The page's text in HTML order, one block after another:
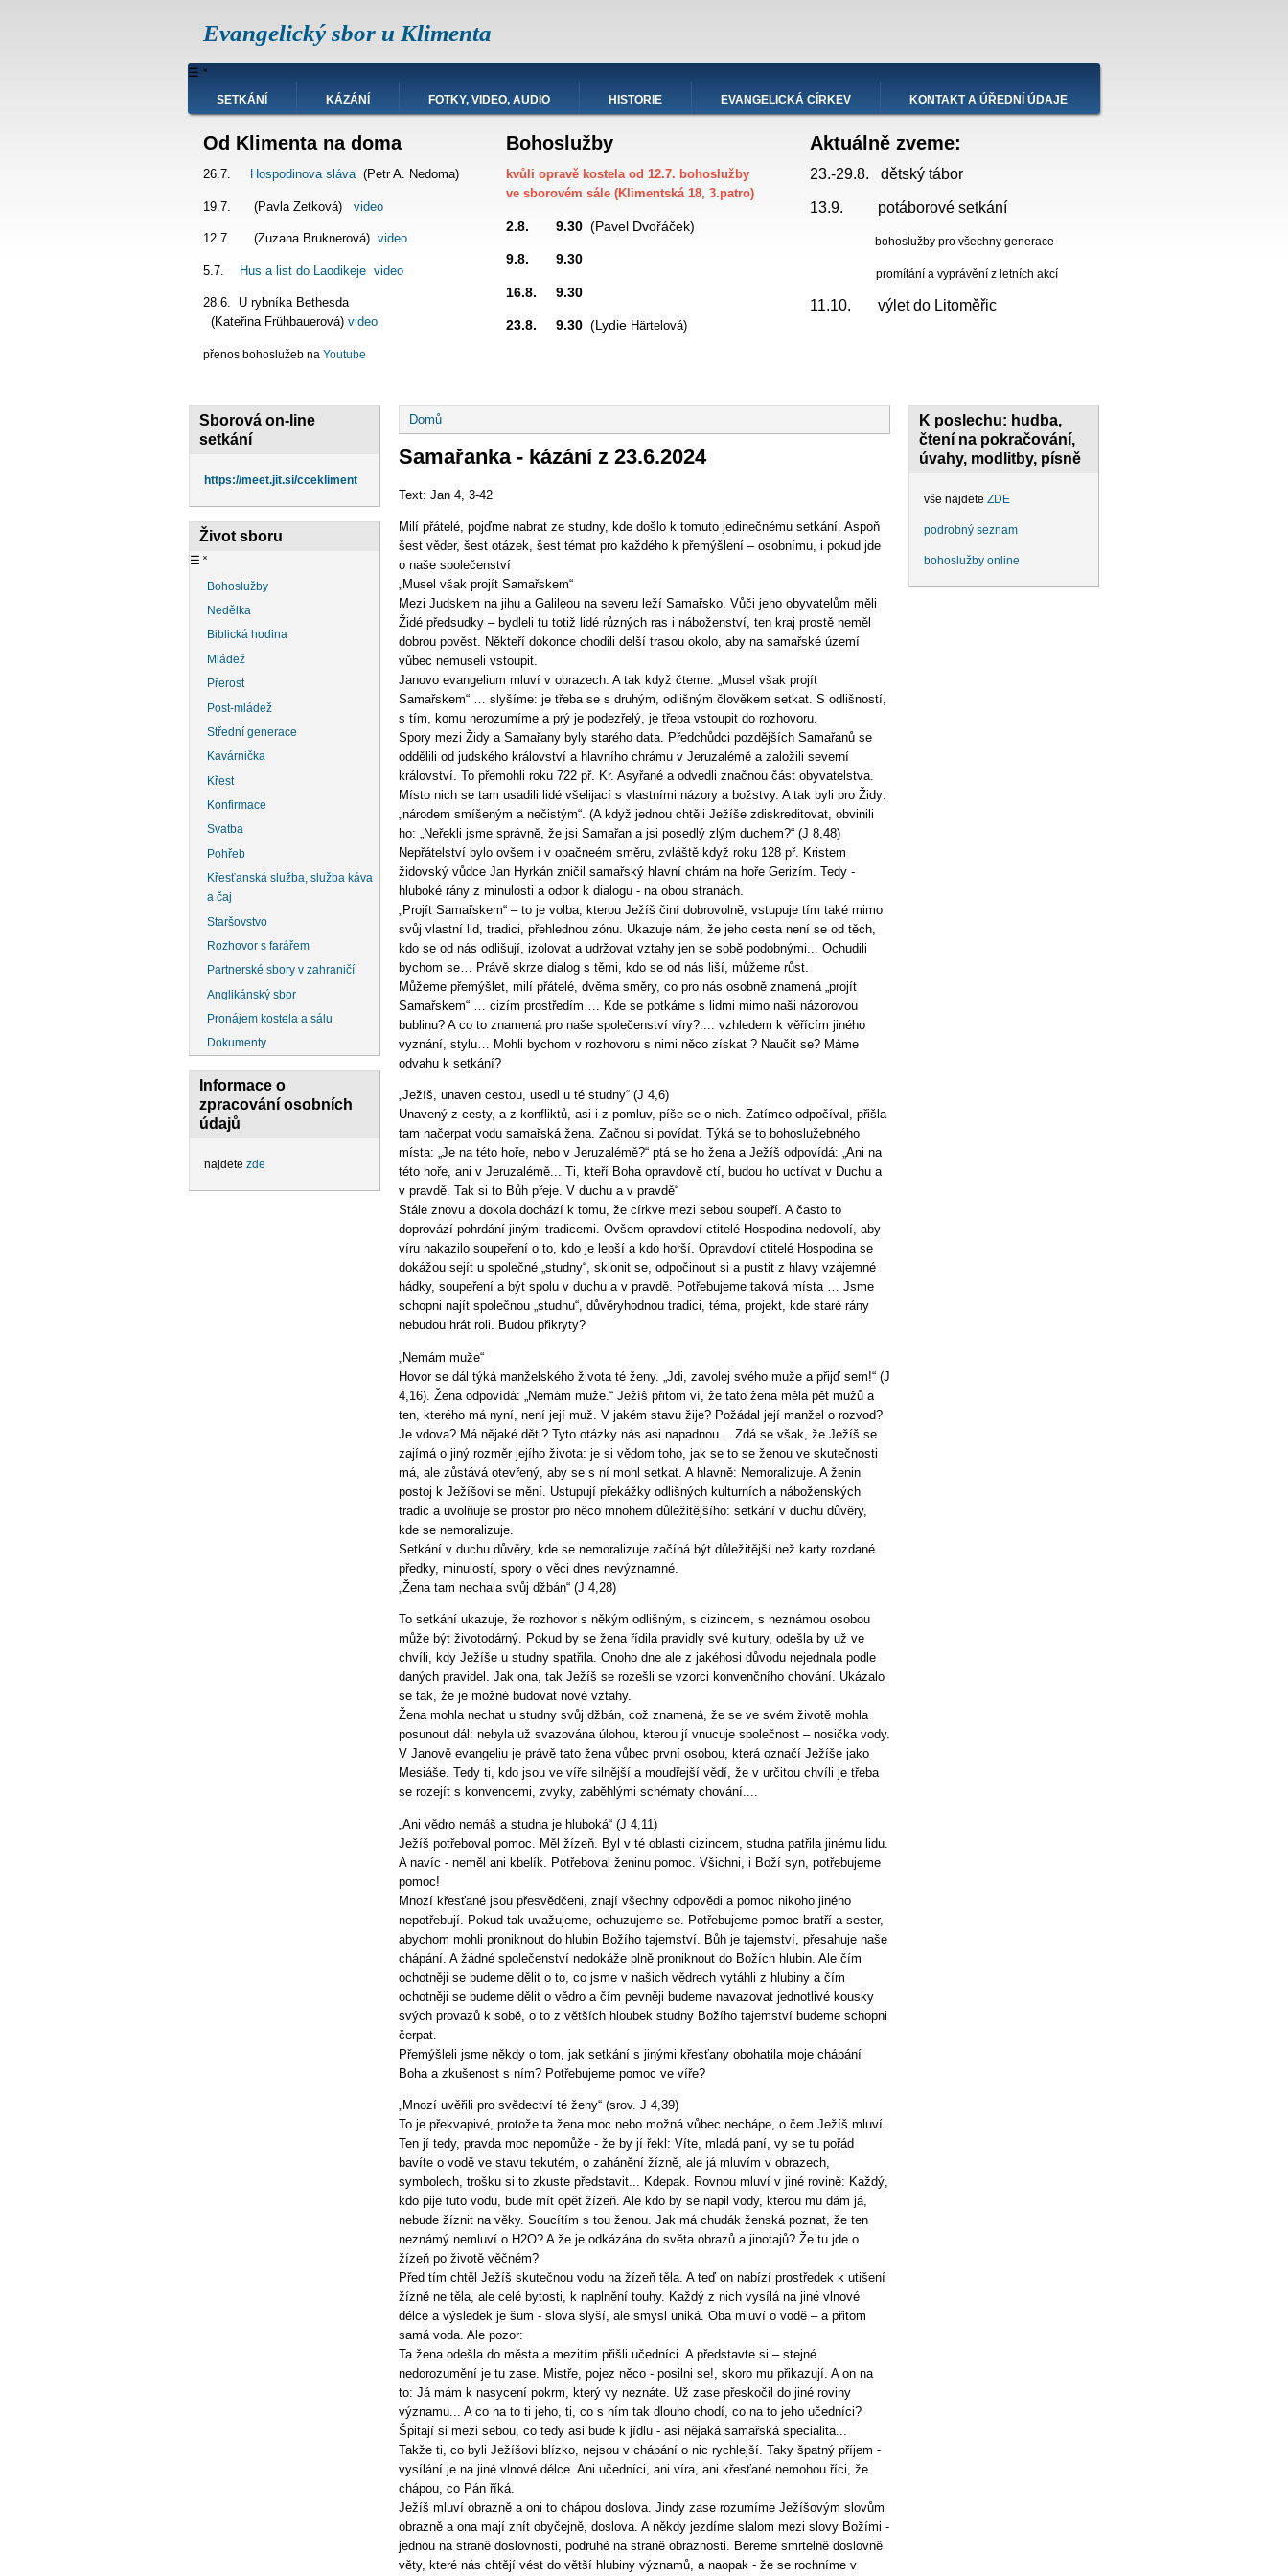
Evangelický sbor u Klimenta
Hlavní
navigace
☰ ˟
SETKÁNÍ KÁZÁNÍ FOTKY, VIDEO, AUDIO HISTORIE EVANGELICKÁ CÍRKEV KONTAKT A ÚŘEDNÍ ÚDAJE
Od Klimenta na doma
26.7. Hospodinova sláva(Petr A. Nedoma)
19.7. (Pavla Zetková) video
12.7. (Zuzana Bruknerová) video
5.7. Hus a list do Laodikeje video
28.6. U rybníka Bethesda
(Kateřina Frühbauerová) video
přenos bohoslužeb na Youtube
Bohoslužby
kvůli opravě kostela od 12.7. bohoslužby
ve sborovém sále (Klimentská 18, 3.patro)
2.8. 9.30 (Pavel Dvořáček)
9.8. 9.30
16.8. 9.30
23.8. 9.30(Lydie Härtelová)
Aktuálně zveme:
23.-29.8. dětský tábor
13.9. potáborové setkání
bohoslužby pro všechny generace
promítání a vyprávění z letních akcí
11.10. výlet do Litoměřic
Drobečková
navigace
Domů
Samařanka - kázání z 23.6.2024
Text: Jan 4, 3-42
Milí přátelé, pojďme nabrat ze studny, kde došlo k tomuto jedinečnému setkání. Aspoň
šest věder, šest otázek, šest témat pro každého k přemýšlení – osobnímu, i pokud jde
o naše společenství
„Musel však projít Samařskem“
Mezi Judskem na jihu a Galileou na severu leží Samařsko. Vůči jeho obyvatelům měli
Židé předsudky – bydleli tu totiž lidé různých ras i náboženství, ten kraj prostě neměl
dobrou pověst. Někteří dokonce chodili delší trasou okolo, aby na samařské území
vůbec nemuseli vstoupit.
Janovo evangelium mluví v obrazech. A tak když čteme: „Musel však projít
Samařskem“ … slyšíme: je třeba se s druhým, odlišným člověkem setkat. S odlišností,
s tím, komu nerozumíme a prý je podezřelý, je třeba vstoupit do rozhovoru.
Spory mezi Židy a Samařany byly starého data. Předchůdci pozdějších Samařanů se
oddělili od judského království a hlavního chrámu v Jeruzalémě a založili severní
království. To přemohli roku 722 př. Kr. Asyřané a odvedli značnou část obyvatelstva.
Místo nich se tam usadili lidé všelijací s vlastními názory a božstvy. A tak byli pro Židy:
„národem smíšeným a nečistým“. (A když jednou chtěli Ježíše zdiskreditovat, obvinili
ho: „Neřekli jsme správně, že jsi Samařan a jsi posedlý zlým duchem?“ (J 8,48)
Nepřátelství bylo ovšem i v opačneém směru, zvláště když roku 128 př. Kristem
židovský vůdce Jan Hyrkán zničil samařský hlavní chrám na hoře Gerizím. Tedy -
hluboké rány z minulosti a odpor k dialogu - na obou stranách.
„Projít Samařskem“ – to je volba, kterou Ježíš činí dobrovolně, vstupuje tím také mimo
svůj vlastní lid, tradici, přehlednou zónu. Ukazuje nám, že jeho cesta není se od těch,
kdo se od nás odlišují, izolovat a udržovat vztahy jen se sobě podobnými... Ochudili
bychom se… Právě skrze dialog s těmi, kdo se od nás liší, můžeme růst.
Můžeme přemýšlet, milí přátelé, dvěma směry, co pro nás osobně znamená „projít
Samařskem“ … cizím prostředím…. Kde se potkáme s lidmi mimo naši názorovou
bublinu? A co to znamená pro naše společenství víry?.... vzhledem k věřícím jiného
vyznání, stylu… Mohli bychom v rozhovoru s nimi něco získat ? Naučit se? Máme
odvahu k setkání?
„Ježíš, unaven cestou, usedl u té studny“ (J 4,6)
Unavený z cesty, a z konfliktů, asi i z pomluv, píše se o nich. Zatímco odpočíval, přišla
tam načerpat vodu samařská žena. Začnou si povídat. Týká se to bohoslužebného
místa: „Je na této hoře, nebo v Jeruzalémě?“ ptá se ho žena a Ježíš odpovídá: „Ani na
této hoře, ani v Jeruzalémě... Ti, kteří Boha opravdově ctí, budou ho uctívat v Duchu a
v pravdě. Tak si to Bůh přeje. V duchu a v pravdě“
Stále znovu a dokola dochází k tomu, že církve mezi sebou soupeří. A často to
doprovází pohrdání jinými tradicemi. Ovšem opravdoví ctitelé Hospodina nedovolí, aby
víru nakazilo soupeření o to, kdo je lepší a kdo horší. Opravdoví ctitelé Hospodina se
dokážou sejít u společné „studny“, sklonit se, odpočinout si a pustit z hlavy vzájemné
hádky, soupeření a být spolu v duchu a v pravdě. Potřebujeme taková místa … Jsme
schopni najít společnou „studnu“, důvěryhodnou tradici, téma, projekt, kde staré rány
nebudou hrát roli. Budou přikryty?
„Nemám muže“
Hovor se dál týká manželského života té ženy. „Jdi, zavolej svého muže a přijď sem!“ (J
4,16). Žena odpovídá: „Nemám muže.“ Ježíš přitom ví, že tato žena měla pět mužů a
ten, kterého má nyní, není její muž. V jakém stavu žije? Požádal její manžel o rozvod?
Je vdova? Má nějaké děti? Tyto otázky nás asi napadnou… Zdá se však, že Ježíš se
zajímá o jiný rozměr jejího života: je si vědom toho, jak se to se ženou ve skutečnosti
má, ale zůstává otevřený, aby se s ní mohl setkat. A hlavně: Nemoralizuje. A ženin
postoj k Ježíšovi se mění. Ustupují překážky odlišných kulturních a náboženských
tradic a uvolňuje se prostor pro něco mnohem důležitějšího: setkání v duchu důvěry,
kde se nemoralizuje.
Setkání v duchu důvěry, kde se nemoralizuje začíná být důležitější než karty rozdané
předky, minulostí, spory o věci dnes nevýznamné.
„Žena tam nechala svůj džbán“ (J 4,28)
To setkání ukazuje, že rozhovor s někým odlišným, s cizincem, s neznámou osobou
může být životodárný. Pokud by se žena řídila pravidly své kultury, odešla by už ve
chvíli, kdy Ježíše u studny spatřila. Onoho dne ale z jakéhosi důvodu nejednala podle
daných pravidel. Jak ona, tak Ježíš se rozešli se vzorci konvenčního chování. Ukázalo
se tak, že je možné budovat nové vztahy.
Žena mohla nechat u studny svůj džbán, což znamená, že se ve svém životě mohla
posunout dál: nebyla už svazována úlohou, kterou jí vnucuje společnost – nosička vody.
V Janově evangeliu je právě tato žena vůbec první osobou, která označí Ježíše jako
Mesiáše. Tedy ti, kdo jsou ve víře silnější a moudřejší vědí, že v určitou chvíli je třeba
se rozejít s konvencemi, zvyky, zaběhlými schématy chování....
„Ani vědro nemáš a studna je hluboká“ (J 4,11)
Ježíš potřeboval pomoc. Měl žízeň. Byl v té oblasti cizincem, studna patřila jinému lidu.
A navíc - neměl ani kbelík. Potřeboval ženinu pomoc. Všichni, i Boží syn, potřebujeme
pomoc!
Mnozí křesťané jsou přesvědčeni, znají všechny odpovědi a pomoc nikoho jiného
nepotřebují. Pokud tak uvažujeme, ochuzujeme se. Potřebujeme pomoc bratří a sester,
abychom mohli proniknout do hlubin Božího tajemství. Bůh je tajemství, přesahuje naše
chápání. A žádné společenství nedokáže plně proniknout do Božích hlubin. Ale čím
ochotněji se budeme dělit o to, co jsme v našich vědrech vytáhli z hlubiny a čím
ochotněji se budeme dělit o vědro a čím pevněji budeme navazovat jednotlivé kousky
svých provazů k sobě, o to z větších hloubek studny Božího tajemství budeme schopni
čerpat.
Přemýšleli jsme někdy o tom, jak setkání s jinými křesťany obohatila moje chápání
Boha a zkušenost s ním? Potřebujeme pomoc ve víře?
„Mnozí uvěřili pro svědectví té ženy“ (srov. J 4,39)
To je překvapivé, protože ta žena moc nebo možná vůbec nechápe, o čem Ježíš mluví.
Ten jí tedy, pravda moc nepomůže - že by jí řekl: Víte, mladá paní, vy se tu pořád
bavíte o vodě ve stavu tekutém, o zahánění žízně, ale já mluvím v obrazech,
symbolech, trošku si to zkuste představit... Kdepak. Rovnou mluví v jiné rovině: Každý,
kdo pije tuto vodu, bude mít opět žízeň. Ale kdo by se napil vody, kterou mu dám já,
nebude žíznit na věky. Soucítím s tou ženou. Jak má chudák ženská poznat, že ten
neznámý nemluví o H2O? A že je odkázána do světa obrazů a jinotajů? Že tu jde o
žízeň po životě věčném?
Před tím chtěl Ježíš skutečnou vodu na žízeň těla. A teď on nabízí prostředek k utišení
žízně ne těla, ale celé bytosti, k naplnění touhy. Každý z nich vysílá na jiné vlnové
délce a výsledek je šum - slova slyší, ale smysl uniká. Oba mluví o vodě – a přitom
samá voda. Ale pozor:
Ta žena odešla do města a mezitím přišli učedníci. A představte si – stejné
nedorozumění je tu zase. Mistře, pojez něco - posilni se!, skoro mu přikazují. A on na
to: Já mám k nasycení pokrm, který vy neznáte. Už zase přeskočil do jiné roviny
významu... A co na to ti jeho, ti, co s ním tak dlouho chodí, co na to jeho učedníci?
Špitají si mezi sebou, co tedy asi bude k jídlu - asi nějaká samařská specialita...
Takže ti, co byli Ježíšovi blízko, nejsou v chápání o nic rychlejší. Taky špatný příjem -
vysílání je na jiné vlnové délce. Ani učedníci, ani víra, ani křesťané nemohou říci, že
chápou, co Pán říká.
Ježíš mluví obrazně a oni to chápou doslova. Jindy zase rozumíme Ježíšovým slovům
obrazně a ona mají znít obyčejně, doslova. A někdy jezdíme slalom mezi slovy Božími -
jednou na straně doslovnosti, podruhé na straně obraznosti. Bereme smrtelně doslovně
věty, které nás chtějí vést do větší hlubiny významů, a naopak - že se rochníme v
Sborová on-line
setkání
https://meet.jit.si/ccekliment
Život sboru
☰ ˟
Bohoslužby
Nedělka
Biblická hodina
Mládež
Přerost
Post-mládež
Střední generace
Kavárnička
Křest
Konfirmace
Svatba
Pohřeb
Křesťanská služba, služba káva
a čaj
Staršovstvo
Rozhovor s farářem
Partnerské sbory v zahraničí
Anglikánský sbor
Pronájem kostela a sálu
Dokumenty
Informace o
zpracování osobních
údajů
najdete zde
K poslechu: hudba,
čtení na pokračování,
úvahy, modlitby, písně
vše najdete ZDE
podrobný seznam
bohoslužby online